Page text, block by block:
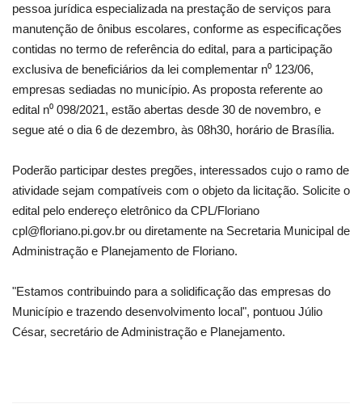
pessoa jurídica especializada na prestação de serviços para
manutenção de ônibus escolares, conforme as especificações
contidas no termo de referência do edital, para a participação
exclusiva de beneficiários da lei complementar n⁰ 123/06,
empresas sediadas no município. As proposta referente ao
edital n⁰ 098/2021, estão abertas desde 30 de novembro, e
segue até o dia 6 de dezembro, às 08h30, horário de Brasília.
Poderão participar destes pregões, interessados cujo o ramo de
atividade sejam compatíveis com o objeto da licitação. Solicite o
edital pelo endereço eletrônico da CPL/Floriano
cpl@floriano.pi.gov.br ou diretamente na Secretaria Municipal de
Administração e Planejamento de Floriano.
"Estamos contribuindo para a solidificação das empresas do
Município e trazendo desenvolvimento local", pontuou Júlio
César, secretário de Administração e Planejamento.